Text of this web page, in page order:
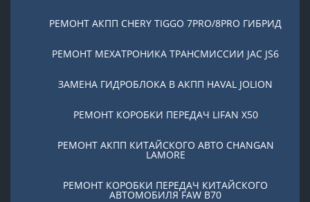
РЕМОНТ АКПП CHERY TIGGO 7PRO/8PRO ГИБРИД
РЕМОНТ МЕХАТРОНИКА ТРАНСМИССИИ JAC JS6
ЗАМЕНА ГИДРОБЛОКА В АКПП HAVAL JOLION
РЕМОНТ КОРОБКИ ПЕРЕДАЧ LIFAN X50
РЕМОНТ АКПП КИТАЙСКОГО АВТО CHANGAN
LAMORE
РЕМОНТ КОРОБКИ ПЕРЕДАЧ КИТАЙСКОГО
АВТОМОБИЛЯ FAW B70